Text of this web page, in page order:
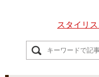
スタイリ